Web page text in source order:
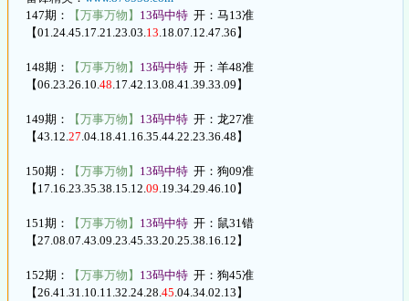
147期：
【万事万物】 13码中特 开：马13准
【01.24.45.17.21.23.03.13.18.07.12.47.36】
148期： 【万事万物】 13码中特 开：羊48准
【06.23.26.10.48.17.42.13.08.41.39.33.09】
149期： 【万事万物】 13码中特 开：龙27准
【43.12.27.04.18.41.16.35.44.22.23.36.48】
150期： 【万事万物】 13码中特 开：狗09准
【17.16.23.35.38.15.12.09.19.34.29.46.10】
151期： 【万事万物】 13码中特 开：鼠31错
【27.08.07.43.09.23.45.33.20.25.38.16.12】
152期： 【万事万物】 13码中特 开：狗45准
【26.41.31.10.11.32.24.28.45.04.34.02.13】